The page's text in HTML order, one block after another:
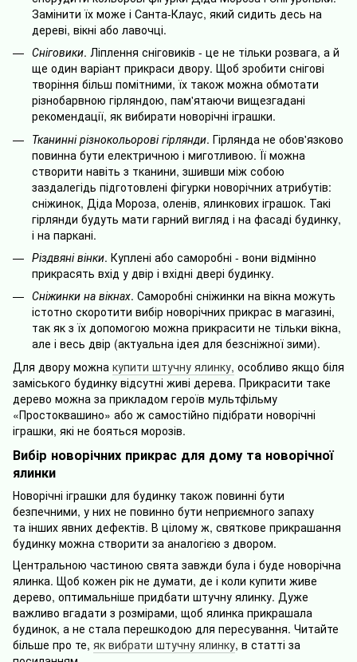
Замінити їх може і Санта-Клаус, який сидить десь на
дереві, вікні або лавочці.
Сніговики. Ліплення сніговиків - це не тільки розвага, а й
ще один варіант прикраси двору. Щоб зробити снігові
творіння більш помітними, їх також можна обмотати
різнобарвною гірляндою, пам'ятаючи вищезгадані
рекомендації, як вибирати новорічні іграшки.
Тканинні різнокольорові гірлянди. Гірлянда не обов'язково
повинна бути електричною і миготливою. Її можна
створити навіть з тканини, зшивши між собою
заздалегідь підготовлені фігурки новорічних атрибутів:
сніжинок, Діда Мороза, оленів, ялинкових іграшок. Такі
гірлянди будуть мати гарний вигляд і на фасаді будинку,
і на паркані.
Різдвяні вінки. Куплені або саморобні - вони відмінно
прикрасять вхід у двір і вхідні двері будинку.
Сніжинки на вікнах. Саморобні сніжинки на вікна можуть
істотно скоротити вибір новорічних прикрас в магазині,
так як з їх допомогою можна прикрасити не тільки вікна,
але і весь двір (актуальна ідея для безсніжної зими).
Для двору можна купити штучну ялинку, особливо якщо біля
заміського будинку відсутні живі дерева. Прикрасити таке
дерево можна за прикладом героїв мультфільму
«Простоквашино» або ж самостійно підібрати новорічні
іграшки, які не бояться морозів.
Вибір новорічних прикрас для дому та новорічної
ялинки
Новорічні іграшки для будинку також повинні бути
безпечними, у них не повинно бути неприємного запаху
та інших явних дефектів. В цілому ж, святкове прикрашання
будинку можна створити за аналогією з двором.
Центральною частиною свята завжди була і буде новорічна
ялинка. Щоб кожен рік не думати, де і коли купити живе
дерево, оптимальніше придбати штучну ялинку. Дуже
важливо вгадати з розмірами, щоб ялинка прикрашала
будинок, а не стала перешкодою для пересування. Читайте
більше про те, як вибрати штучну ялинку, в статті за